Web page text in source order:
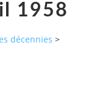
1958
décennies >